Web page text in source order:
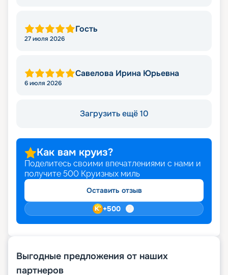
Гость
27 июля 2026
Савелова Ирина Юрьевна
6 июля 2026
Загрузить ещё 10
Как вам круиз?
Поделитесь своими впечатлениями с нами и
получите 500 Круизных миль
Оставить отзыв
+500
Выгодные предложения от наших
партнеров